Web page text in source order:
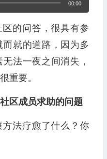
00:00
区的问答，很具有参
就的道路，因为多
法一夜之间消失，
重要。
区成员求助的问题
法疗愈了什么？你